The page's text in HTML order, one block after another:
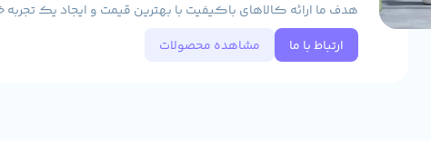
هدف ما ارائه کالاهای باکیفیت با بهترین قیمت و ایجاد یک
ارتباط با ما
مشاهده محصولات